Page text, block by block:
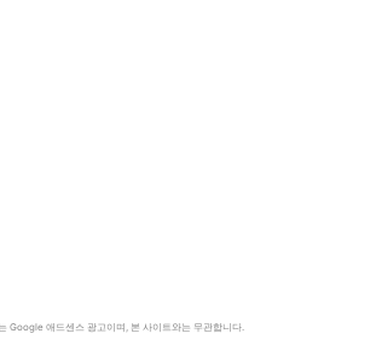
Google 애드센스 광고이며, 본 사이트와는 무관합니다.